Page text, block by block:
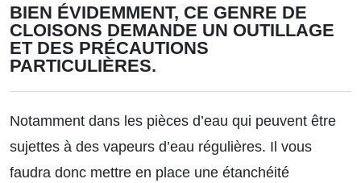
BIEN ÉVIDEMMENT, CE GENRE DE
CLOISONS DEMANDE UN OUTILLAGE
ET DES PRÉCAUTIONS
PARTICULIÈRES.
Notamment dans les pièces d’eau qui peuvent être
sujettes à des vapeurs d’eau régulières. Il vous
faudra donc mettre en place une étanchéité